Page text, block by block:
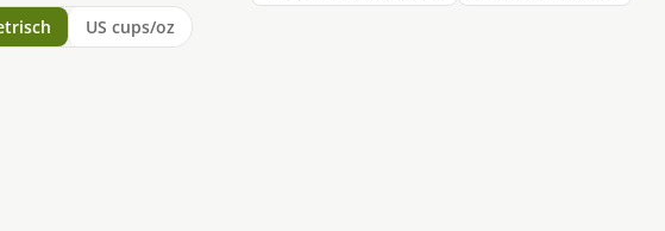
US cups/oz